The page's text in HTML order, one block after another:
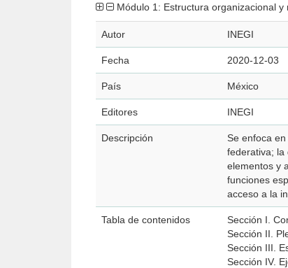
Módulo 1: Estructura organizacional y
Autor INEGI
Fecha 2020-12-03
País México
Editores INEGI
Descripción
federativa; la
elementos y
funciones
acceso a la
Tabla de contenidos
Sección I.
Sección II.
Sección III.
Sección IV.